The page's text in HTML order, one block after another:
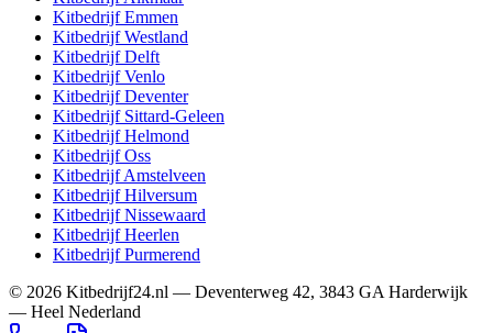
KitbedrijfEmmen
KitbedrijfWestland
KitbedrijfDelft
KitbedrijfVenlo
KitbedrijfDeventer
Kitbedrijf Sittard-Geleen
KitbedrijfHelmond
KitbedrijfOss
KitbedrijfAmstelveen
KitbedrijfHilversum
KitbedrijfNissewaard
KitbedrijfHeerlen
KitbedrijfPurmerend
© 2026 Kitbedrijf24.nl — Deventerweg 42, 3843 GA Harderwijk
— Heel Nederland